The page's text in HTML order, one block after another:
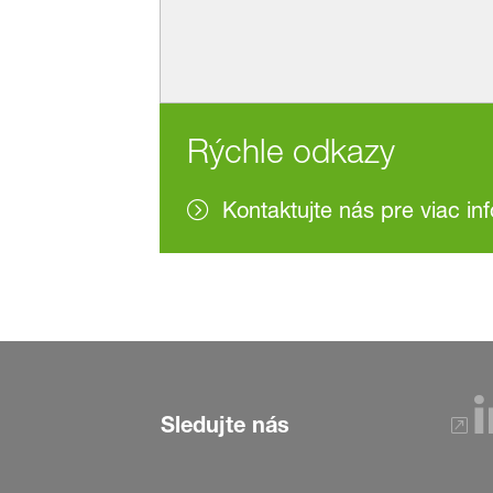
Rýchle odkazy
Kontaktujte nás pre viac
Sledujte nás